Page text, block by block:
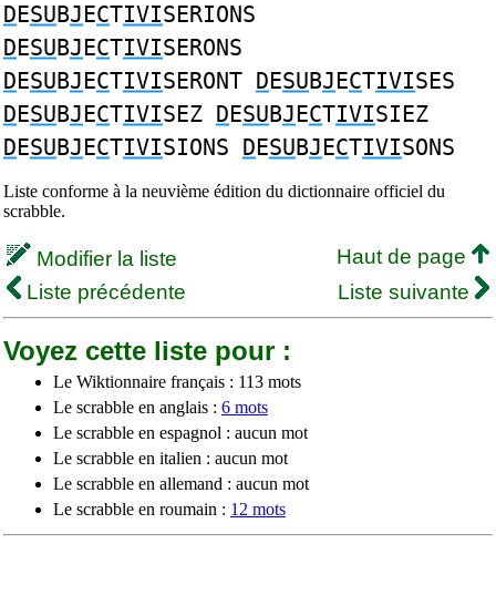
DESUBJECTIVISERIONS
DESUBJECTIVISERONS
DESUBJECTIVISERONT DESUBJECTIVISES
DESUBJECTIVISEZ DESUBJECTIVISIEZ
DESUBJECTIVISIONS DESUBJECTIVISONS
Liste conforme à la neuvième édition du dictionnaire officiel du
scrabble.
Modifier la liste
Haut de page
Liste précédente
Liste suivante
Voyez cette liste pour :
Le Wiktionnaire français : 113 mots
Le scrabble en anglais : 6 mots
Le scrabble en espagnol : aucun mot
Le scrabble en italien : aucun mot
Le scrabble en allemand : aucun mot
Le scrabble en roumain : 12 mots